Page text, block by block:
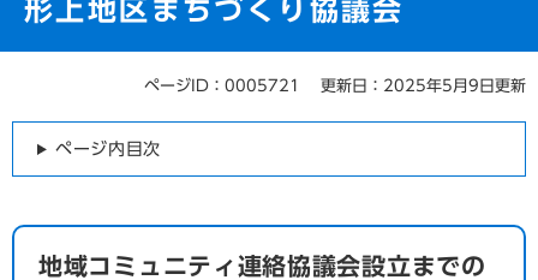
形上地区まちづくり協議会
ページID：0005721 更新日：2025年5月9日更新
ページ内目次
地域コミュニティ連絡協議会設立までの